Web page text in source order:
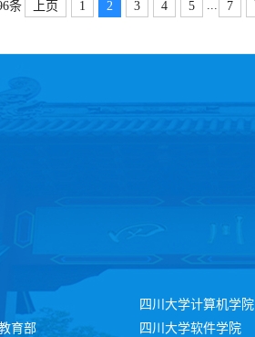
条 上页 1 2 3 4 5 ... 7
育部
四川大学计算机学院
四川大学软件学院